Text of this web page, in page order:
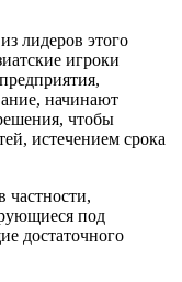
лидеров этого
игроки
начинают
чтобы
истечением срока
частности,
под
достаточного